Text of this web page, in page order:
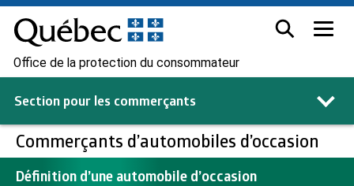
Office de la protection du consommateur
Section pour les commerçants
Commerçants d’automobiles d’occasion
Définition d’une automobile d’occasion